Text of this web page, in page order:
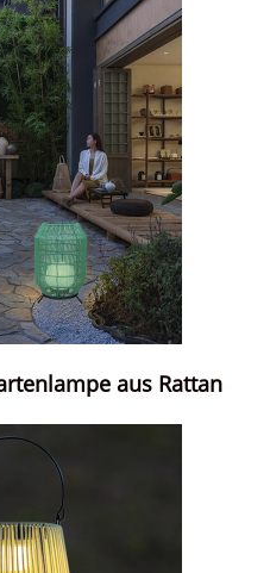
aus Rattan